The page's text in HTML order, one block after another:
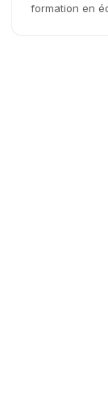
formation en